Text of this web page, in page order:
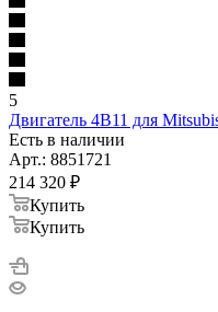
5
Двигатель 4B11 для
Есть в наличии
Арт.: 8851721
214 320 ₽
Купить
Купить